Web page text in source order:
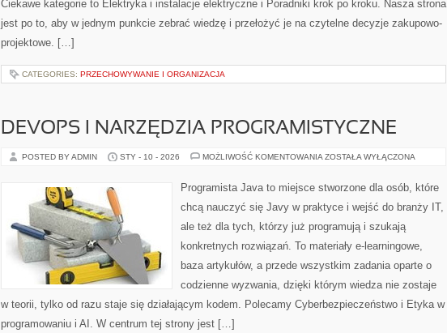
Ciekawe kategorie to Elektryka i instalacje elektryczne i Poradniki krok po kroku. Nasza strona
jest po to, aby w jednym punkcie zebrać wiedzę i przełożyć je na czytelne decyzje zakupowo-
projektowe. […]
CATEGORIES: PRZECHOWYWANIE I ORGANIZACJA
DEVOPS I NARZĘDZIA PROGRAMISTYCZNE
POSTED BY ADMIN STY - 10 - 2026 MOŻLIWOŚĆ KOMENTOWANIA DEVOPS
PROGRAMISTYCZNE
ZOSTAŁA WYŁĄCZONA
Programista Java to miejsce stworzone dla osób, które
chcą nauczyć się Javy w praktyce i wejść do branży IT,
ale też dla tych, którzy już programują i szukają
konkretnych rozwiązań. To materiały e-learningowe,
baza artykułów, a przede wszystkim zadania oparte o
codzienne wyzwania, dzięki którym wiedza nie zostaje
w teorii, tylko od razu staje się działającym kodem. Polecamy Cyberbezpieczeństwo i Etyka w
programowaniu i AI. W centrum tej strony jest […]